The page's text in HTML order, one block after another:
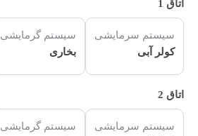
اتاق 1
سیستم سرمایشی
کولر آبی
سیستم گرمایشی
بخاری
اتاق 2
سیستم سرمایشی
سیستم گرمایشی